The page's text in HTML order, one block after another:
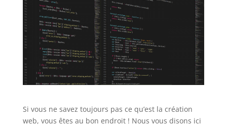
Si vous ne savez toujours pas ce qu’est la création
web, vous êtes au bon endroit ! Nous vous disons ici